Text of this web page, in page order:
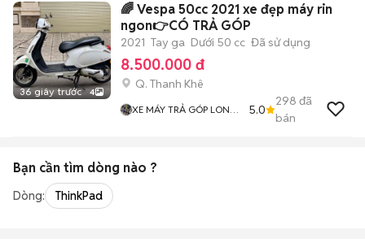
36 giây trước 4
🌈 Vespa 50cc 2021 xe đẹp máy rin
ngon👉CÓ TRẢ GÓP
2021 Tay ga Dưới 50 cc Đã sử dụng
8.500.000 đ
Q. Thanh Khê
XE MÁY TRẢ GÓP LONG
5.0
298 đã
bán
Bạn cần tìm dòng nào ?
Dòng: ThinkPad